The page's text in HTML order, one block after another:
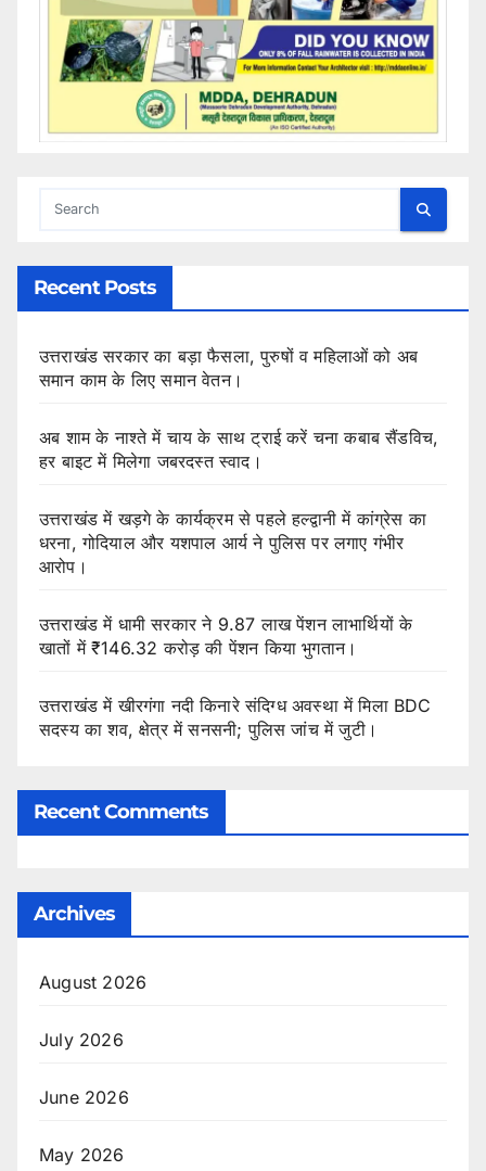
Recent Posts
उत्तराखंड सरकार का बड़ा फैसला, पुरुषों व महिलाओं को अब
समान काम के लिए समान वेतन।
अब शाम के नाश्ते में चाय के साथ ट्राई करें चना कबाब सैंडविच,
हर बाइट में मिलेगा जबरदस्त स्वाद।
उत्तराखंड में खड़गे के कार्यक्रम से पहले हल्द्वानी में कांग्रेस का
धरना, गोदियाल और यशपाल आर्य ने पुलिस पर लगाए गंभीर
आरोप।
उत्तराखंड में धामी सरकार ने 9.87 लाख पेंशन लाभार्थियों के
खातों में ₹146.32 करोड़ की पेंशन किया भुगतान।
उत्तराखंड में खीरगंगा नदी किनारे संदिग्ध अवस्था में मिला BDC
सदस्य का शव, क्षेत्र में सनसनी; पुलिस जांच में जुटी।
Recent Comments
Archives
August 2026
July 2026
June 2026
May 2026